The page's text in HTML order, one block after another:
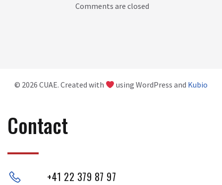
Comments are closed
© 2026 CUAE. Created with using WordPress and Kubio
Contact
+41 22 379 87 97